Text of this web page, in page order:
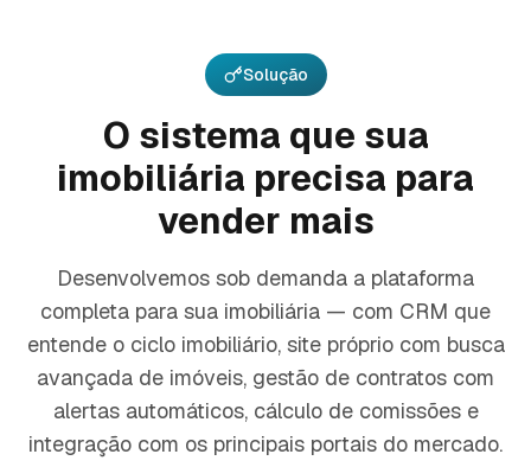
Solução
O sistema que sua
imobiliária precisa para
vender mais
Desenvolvemos sob demanda a plataforma
completa para sua imobiliária — com CRM que
entende o ciclo imobiliário, site próprio com busca
avançada de imóveis, gestão de contratos com
alertas automáticos, cálculo de comissões e
integração com os principais portais do mercado.